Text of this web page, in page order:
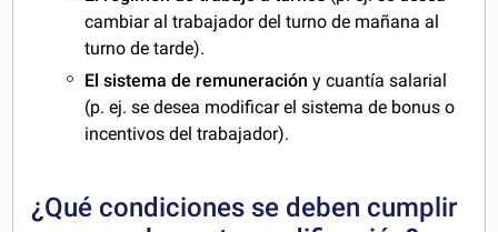
cambiar al trabajador del turno de mañana al
turno de tarde).
El sistema de remuneración y cuantía salarial
(p. ej. se desea modificar el sistema de bonus o
incentivos del trabajador).
¿Qué condiciones se deben cumplir